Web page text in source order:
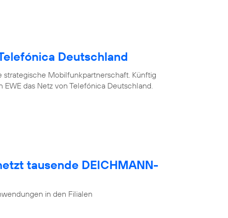
Deutschland
Mobilfunkpartnerschaft. Künftig
das Netz von Telefónica Deutschland.
tausende DEICHMANN-
in den Filialen